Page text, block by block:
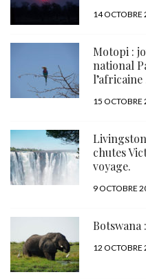
PUBLIÉ
14 OCTOBRE
Motopi :
national
l’africaine
PUBLIÉ
15 OCTOBRE
chutes
voyage.
PUBLIÉ
9 OCTOBRE
Botswana
PUBLIÉ
12 OCTOBRE